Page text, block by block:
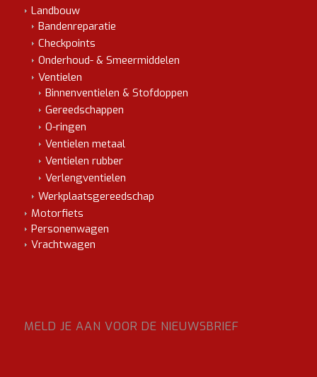
Landbouw
Bandenreparatie
Checkpoints
Onderhoud- & Smeermiddelen
Ventielen
Binnenventielen & Stofdoppen
Gereedschappen
O-ringen
Ventielen metaal
Ventielen rubber
Verlengventielen
Werkplaatsgereedschap
Motorfiets
Personenwagen
Vrachtwagen
MELD JE AAN VOOR DE NIEUWSBRIEF